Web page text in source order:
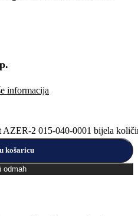
informacija
2 015-040-0001 bijela
košaricu
odmah